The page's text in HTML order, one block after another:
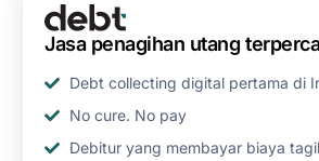
Jasa penagihan utang
Debt collecting digital pertama di
No cure. No pay
Debitur yang membayar biaya